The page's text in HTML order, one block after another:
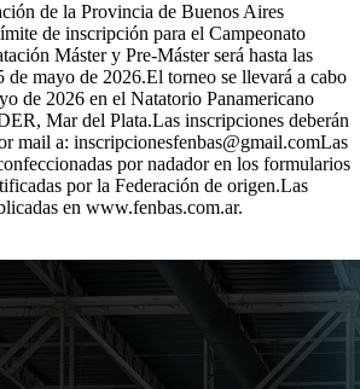
de la Provincia de Buenos Aires
de inscripción para el Campeonato
Máster y Pre-Máster será hasta las
de mayo de 2026.El torneo se llevará a cabo
de 2026 en el Natatorio Panamericano
Mar del Plata.Las inscripciones deberán
mail a: inscripcionesfenbas@gmail.comLas
por nadador en los formularios
por la Federación de origen.Las
en www.fenbas.com.ar.